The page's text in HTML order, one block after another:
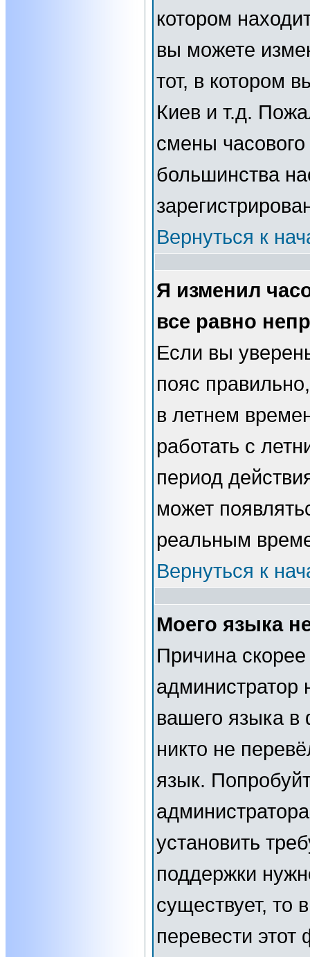
котором
вы можете
тот, в котором
Киев и т.д.
смены
большинства
Вернуться к
Я изменил
все равно
Если вы
пояс
в летнем
работать с
период
может
реальным
Вернуться к
Моего языка
Причина скорее
администратор
вашего языка
никто не
язык.
установить
поддержки
существует, то
перевести